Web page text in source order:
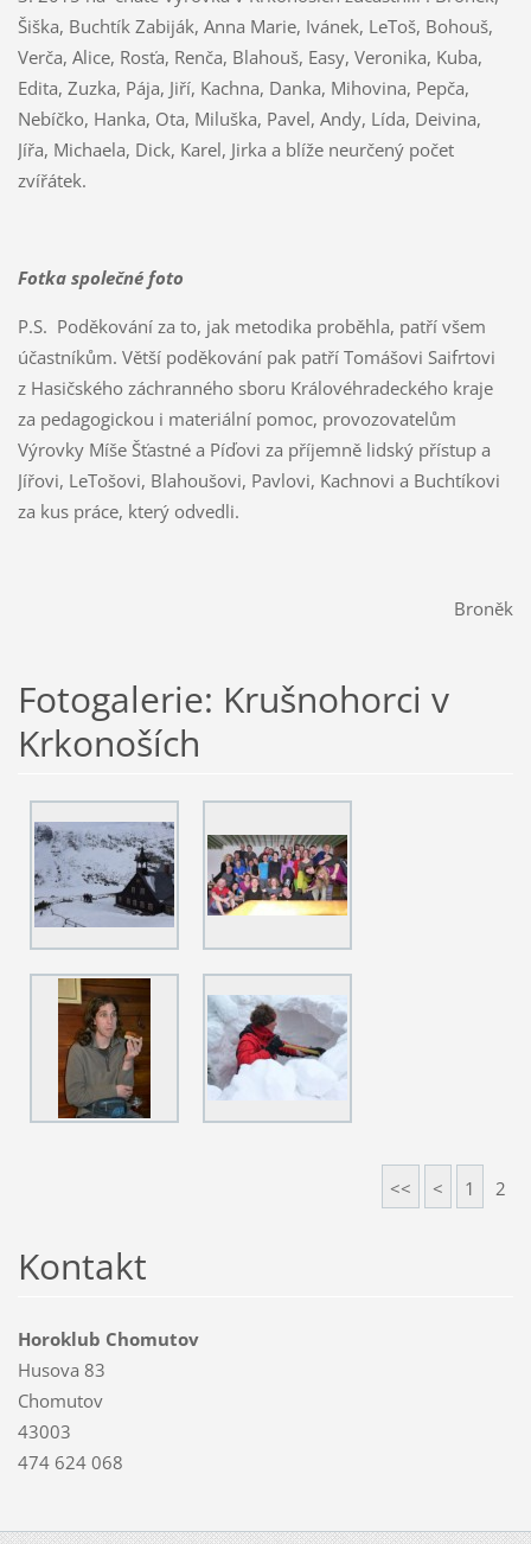
Šiška, Buchtík Zabiják, Anna Marie, Ivánek, LeToš, Bohouš,
Verča, Alice, Rosťa, Renča, Blahouš, Easy, Veronika, Kuba,
Edita, Zuzka, Pája, Jiří, Kachna, Danka, Mihovina, Pepča,
Nebíčko, Hanka, Ota, Miluška, Pavel, Andy, Lída, Deivina,
Jířa, Michaela, Dick, Karel, Jirka a blíže neurčený počet
zvířátek.
Fotka společné foto
P.S. Poděkování za to, jak metodika proběhla, patří všem
účastníkům. Větší poděkování pak patří Tomášovi Saifrtovi
z Hasičského záchranného sboru Královéhradeckého kraje
za pedagogickou i materiální pomoc, provozovatelům
Výrovky Míše Šťastné a Píďovi za příjemně lidský přístup a
Jířovi, LeTošovi, Blahoušovi, Pavlovi, Kachnovi a Buchtíkovi
za kus práce, který odvedli.
Broněk
Fotogalerie: Krušnohorci v
Krkonoších
<< < 1 2
Kontakt
Horoklub Chomutov
Husova 83
Chomutov
43003
474 624 068